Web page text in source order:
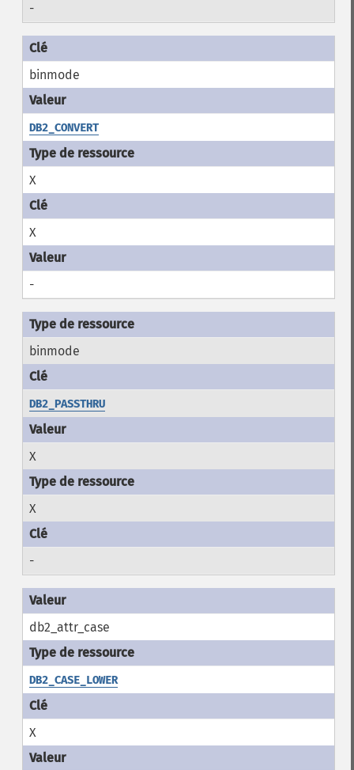
-
binmode
DB2_CONVERT
X
X
-
binmode
DB2_PASSTHRU
X
X
-
db2_attr_case
DB2_CASE_LOWER
X